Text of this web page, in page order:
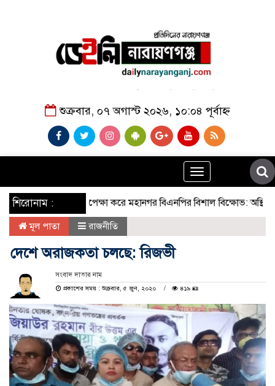
শুক্রবার, ০৭ অগাস্ট ২০২৬, ১০:০৪ পূর্বাহ্ন
Toggle
navigation
শিরোনাম :বৃষ্টি উপেক্ষা করে মহানগর বিএনপির বিশাল বিক্ষোভ:
মূল পাতা রাজনীতি
দেশে অরাজকতা চলছে: রিজভী
সংবাদ দাতার নাম
প্রকাশের সময় : শুক্রবার, ৫ জুন, ২০২০
৪১৯ 🪪